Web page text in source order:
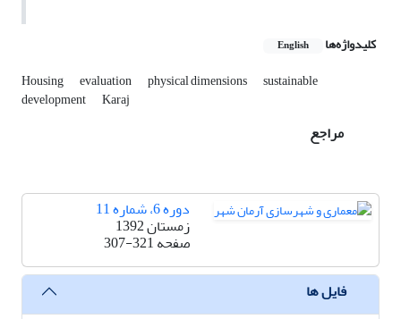
کلیدواژه‌ها English
Housing evaluation physical dimensions sustainable
development Karaj
مراجع
دوره 6، شماره 11
زمستان 1392
صفحه307-321
فایل ها